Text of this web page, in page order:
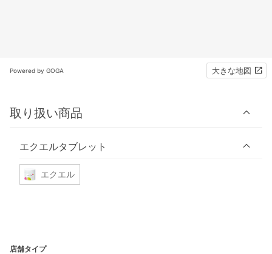
Powered by GOGA 大きな地図
取り扱い商品
エクエルタブレット
エクエル
店舗タイプ